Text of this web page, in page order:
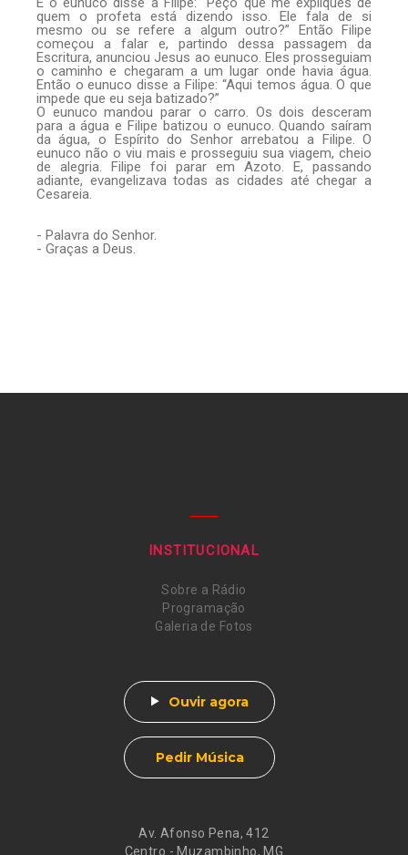
quem o profeta está dizendo isso. Ele fala de si
mesmo ou se refere a algum outro?” Então Filipe
começou a falar e, partindo dessa passagem da
Escritura, anunciou Jesus ao eunuco. Eles prosseguiam
o caminho e chegaram a um lugar onde havia água.
Então o eunuco disse a Filipe: “Aqui temos água. O que
impede que eu seja batizado?”
O eunuco mandou parar o carro. Os dois desceram
para a água e Filipe batizou o eunuco. Quando saíram
da água, o Espírito do Senhor arrebatou a Filipe. O
eunuco não o viu mais e prosseguiu sua viagem, cheio
de alegria. Filipe foi parar em Azoto. E, passando
adiante, evangelizava todas as cidades até chegar a
Cesareia.
- Palavra do Senhor.
- Graças a Deus.
Av. Afonso Pena, 412
Centro - Muzambinho, MG
INSTITUCIONAL
Sobre a Rádio
Programação
Galeria de Fotos
Ouvir agora
Pedir Música